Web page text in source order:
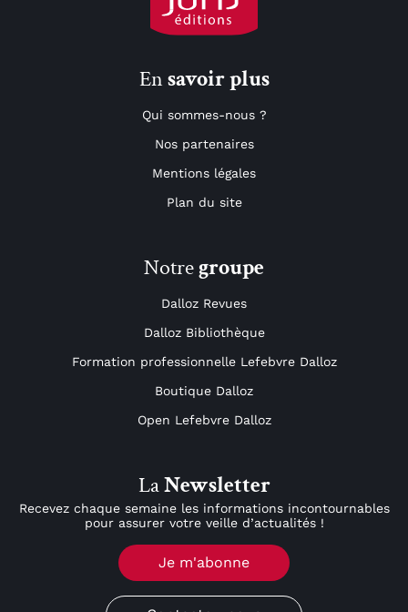
Ensavoir plus
Qui sommes-nous ?
Nos partenaires
Mentions légales
Plan du site
Notregroupe
Dalloz Revues
Dalloz Bibliothèque
Formation professionnelle Lefebvre Dalloz
Boutique Dalloz
Open Lefebvre Dalloz
LaNewsletter
Recevez chaque semaine les informations incontournables
pour assurer votre veille d’actualités !
Je m'abonne